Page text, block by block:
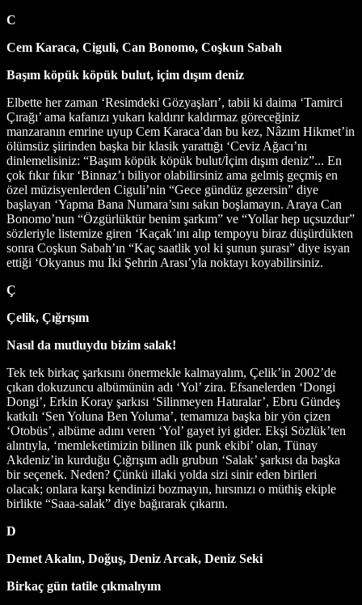
C
Cem Karaca, Ciguli, Can Bonomo, Coşkun Sabah
Başım köpük köpük bulut, içim dışım deniz
Elbette her zaman ‘Resimdeki Gözyaşları’, tabii ki daima ‘Tamirci
Çırağı’ ama kafanızı yukarı kaldırır kaldırmaz göreceğiniz
manzaranın emrine uyup Cem Karaca’dan bu kez, Nâzım Hikmet’in
ölümsüz şiirinden başka bir klasik yarattığı ‘Ceviz Ağacı’nı
dinlemelisiniz: “Başım köpük köpük bulut/İçim dışım deniz”... En
çok fıkır fıkır ‘Binnaz’ı biliyor olabilirsiniz ama gelmiş geçmiş en
özel müzisyenlerden Ciguli’nin “Gece gündüz gezersin” diye
başlayan ‘Yapma Bana Numara’sını sakın boşlamayın. Araya Can
Bonomo’nun “Özgürlüktür benim şarkım” ve “Yollar hep uçsuzdur”
sözleriyle listemize giren ‘Kaçak’ını alıp tempoyu biraz düşürdükten
sonra Coşkun Sabah’ın “Kaç saatlik yol ki şunun şurası” diye isyan
ettiği ‘Okyanus mu İki Şehrin Arası’yla noktayı koyabilirsiniz.
Ç
Çelik, Çığrışım
Nasıl da mutluydu bizim salak!
Tek tek birkaç şarkısını önermekle kalmayalım, Çelik’in 2002’de
çıkan dokuzuncu albümünün adı ‘Yol’ zira. Efsanelerden ‘Dongi
Dongi’, Erkin Koray şarkısı ‘Silinmeyen Hatıralar’, Ebru Gündeş
katkılı ‘Sen Yoluna Ben Yoluma’, temamıza başka bir yön çizen
‘Otobüs’, albüme adını veren ‘Yol’ gayet iyi gider. Ekşi Sözlük’ten
alıntıyla, ‘memleketimizin bilinen ilk punk ekibi’ olan, Tünay
Akdeniz’in kurduğu Çığrışım adlı grubun ‘Salak’ şarkısı da başka
bir seçenek. Neden? Çünkü illaki yolda sizi sinir eden birileri
olacak; onlara karşı kendinizi bozmayın, hırsınızı o müthiş ekiple
birlikte “Saaa-salak” diye bağırarak çıkarın.
D
Demet Akalın, Doğuş, Deniz Arcak, Deniz Seki
Birkaç gün tatile çıkmalıyım